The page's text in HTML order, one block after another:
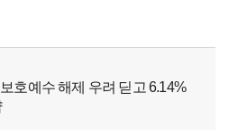
호예수 해제 우려 딛고 6.14%